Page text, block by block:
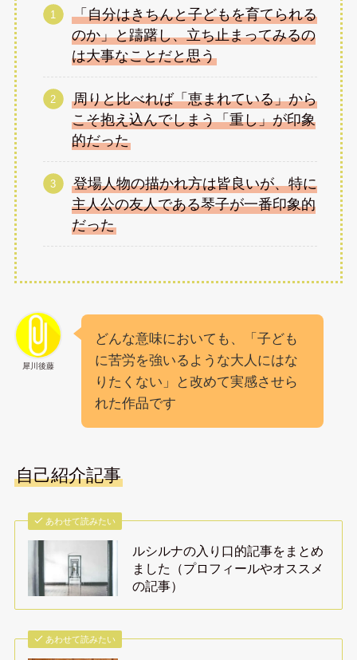
「自分はきちんと子どもを育てられる
のか」と躊躇し、立ち止まってみるの
は大事なことだと思う
周りと比べれば「恵まれている」から
こそ抱え込んでしまう「重し」が印象
的だった
登場人物の描かれ方は皆良いが、特に
主人公の友人である琴子が一番印象的
だった
犀川後藤
どんな意味においても、「子ども
に苦労を強いるような大人にはな
りたくない」と改めて実感させら
れた作品です
自己紹介記事
あわせて読みたい
ルシルナの入り口的記事をまとめ
ました（プロフィールやオススメ
の記事）
あわせて読みたい